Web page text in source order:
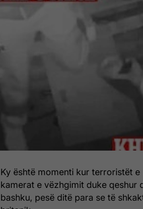
Ky është momenti kur terroristët
kamerat e vëzhgimit duke qeshur
bashku, pesë ditë para se të